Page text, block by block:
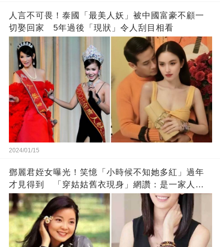
人言不可畏！泰國「最美人妖」被中國富豪不顧一
切娶回家 5年過後「現狀」令人刮目相看
2024/01/15
鄧麗君姪女曝光！笑憶「小時候不知她多紅」過年
才見得到 「穿姑姑舊衣現身」網讚：是一家人沒
錯!